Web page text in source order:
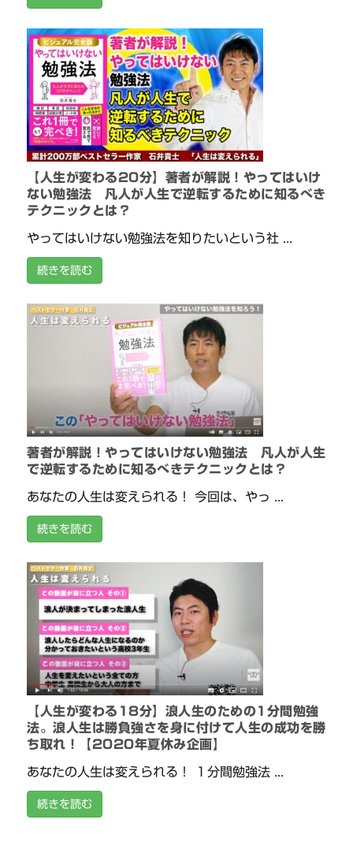
【人生が変わる20分】著者が解説！やってはいけ
ない勉強法 凡人が人生で逆転するために知るべき
テクニックとは？
やってはいけない勉強法を知りたいという社 ...
続きを読む
著者が解説！やってはいけない勉強法 凡人が人生
で逆転するために知るべきテクニックとは？
あなたの人生は変えられる！ 今回は、やっ ...
続きを読む
【人生が変わる18分】浪人生のための1分間勉強
法。浪人生は勝負強さを身に付けて人生の成功を勝
ち取れ！【2020年夏休み企画】
あなたの人生は変えられる！ １分間勉強法 ...
続きを読む